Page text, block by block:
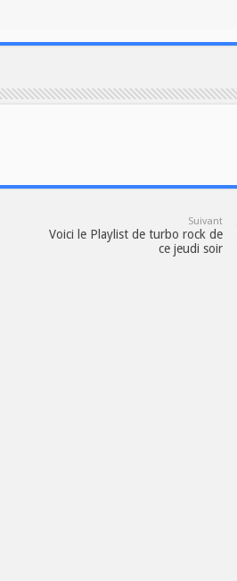
Suivant
Voici le Playlist de turbo rock de
ce jeudi soir